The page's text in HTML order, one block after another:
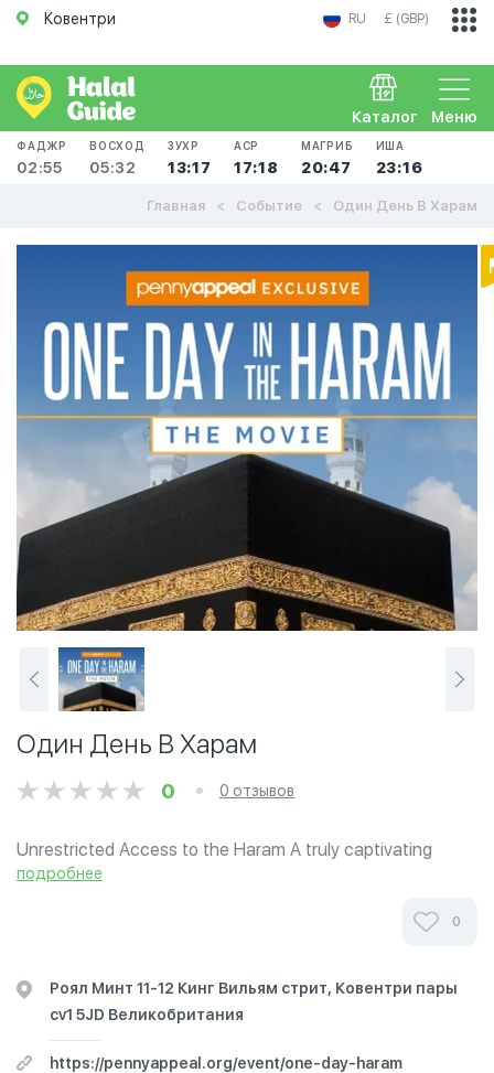
Ковентри RU £ (GBP)
Меню
Каталог
ФАДЖР
02:55
ВОСХОД
05:32
ЗУХР
13:17
АСР
17:18
МАГРИБ
20:47
ИША
23:16
Главная Событие Один День В Харам
Один День В Харам
0 0 отзывов
Unrestricted Access to the Haram A truly captivating
documentary, which details the Islamic rituals and rich
подробнее
0
Роял Минт 11-12 Кинг Вильям стрит, Ковентри пары
cv1 5JD Великобритания
https://pennyappeal.org/event/one-day-haram